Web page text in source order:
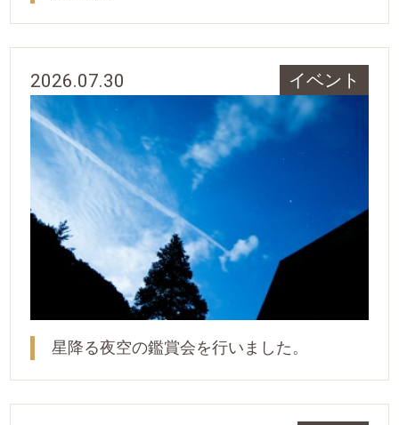
2026.07.30 イベント
星降る夜空の鑑賞会を行いました。